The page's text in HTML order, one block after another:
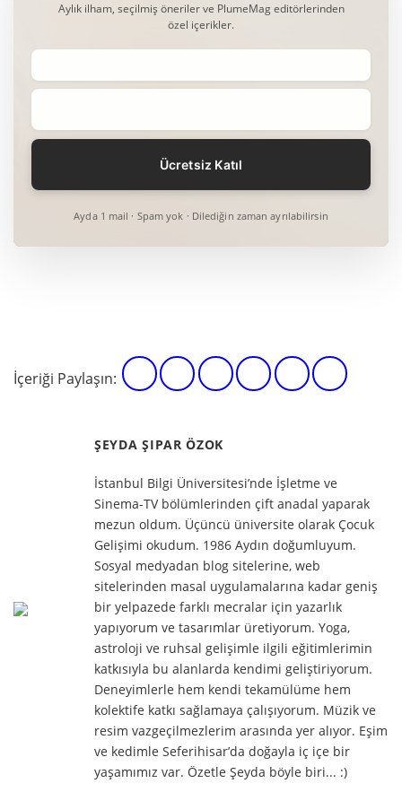
Aylık ilham, seçilmiş öneriler ve PlumeMag editörlerinden
özel içerikler.
Ayda 1 mail · Spam yok · Dilediğin zaman ayrılabilirsin
İçeriği Paylaşın:
ŞEYDA ŞIPAR ÖZOK
İstanbul Bilgi Üniversitesi’nde İşletme ve
Sinema-TV bölümlerinden çift anadal yaparak
mezun oldum. Üçüncü üniversite olarak Çocuk
Gelişimi okudum. 1986 Aydın doğumluyum.
Sosyal medyadan blog sitelerine, web
sitelerinden masal uygulamalarına kadar geniş
bir yelpazede farklı mecralar için yazarlık
yapıyorum ve tasarımlar üretiyorum. Yoga,
astroloji ve ruhsal gelişimle ilgili eğitimlerimin
katkısıyla bu alanlarda kendimi geliştiriyorum.
Deneyimlerle hem kendi tekamülüme hem
kolektife katkı sağlamaya çalışıyorum. Müzik ve
resim vazgeçilmezlerim arasında yer alıyor. Eşim
ve kedimle Seferihisar’da doğayla iç içe bir
yaşamımız var. Özetle Şeyda böyle biri... :)